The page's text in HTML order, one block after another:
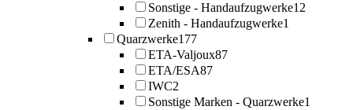
Sonstige - Handaufzugwerke12
Zenith - Handaufzugwerke1
Quarzwerke177
ETA-Valjoux87
ETA/ESA87
IWC2
Sonstige Marken - Quarzwerke1